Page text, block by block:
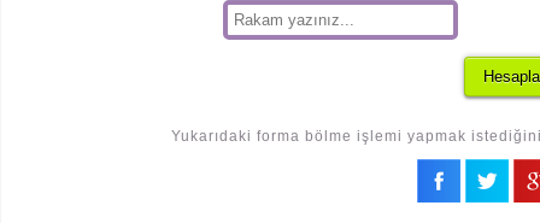
Yukarıdaki forma bölme işlemi yapmak